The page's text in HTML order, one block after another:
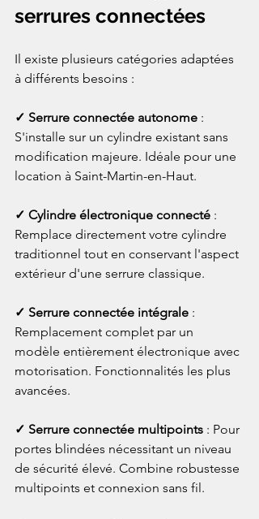
serrures connectées
Il existe plusieurs catégories adaptées
à différents besoins :
✓ Serrure connectée autonome :
S'installe sur un cylindre existant sans
modification majeure. Idéale pour une
location à Saint-Martin-en-Haut.
✓ Cylindre électronique connecté :
Remplace directement votre cylindre
traditionnel tout en conservant l'aspect
extérieur d'une serrure classique.
✓ Serrure connectée intégrale :
Remplacement complet par un
modèle entièrement électronique avec
motorisation. Fonctionnalités les plus
avancées.
✓ Serrure connectée multipoints : Pour
portes blindées nécessitant un niveau
de sécurité élevé. Combine robustesse
multipoints et connexion sans fil.